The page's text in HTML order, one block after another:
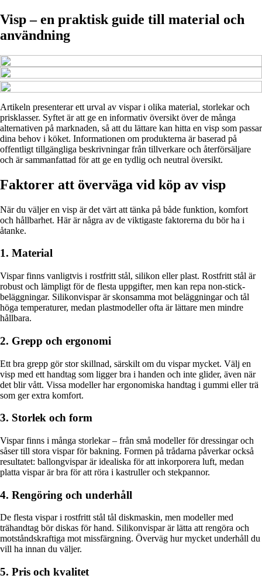
Visp – en praktisk guide till material och
användning
Artikeln presenterar ett urval av vispar i olika material, storlekar och
prisklasser. Syftet är att ge en informativ översikt över de många
alternativen på marknaden, så att du lättare kan hitta en visp som passar
dina behov i köket. Informationen om produkterna är baserad på
offentligt tillgängliga beskrivningar från tillverkare och återförsäljare
och är sammanfattad för att ge en tydlig och neutral översikt.
Faktorer att överväga vid köp av visp
När du väljer en visp är det värt att tänka på både funktion, komfort
och hållbarhet. Här är några av de viktigaste faktorerna du bör ha i
åtanke.
1. Material
Vispar finns vanligtvis i rostfritt stål, silikon eller plast. Rostfritt stål är
robust och lämpligt för de flesta uppgifter, men kan repa non-stick-
beläggningar. Silikonvispar är skonsamma mot beläggningar och tål
höga temperaturer, medan plastmodeller ofta är lättare men mindre
hållbara.
2. Grepp och ergonomi
Ett bra grepp gör stor skillnad, särskilt om du vispar mycket. Välj en
visp med ett handtag som ligger bra i handen och inte glider, även när
det blir vått. Vissa modeller har ergonomiska handtag i gummi eller trä
som ger extra komfort.
3. Storlek och form
Vispar finns i många storlekar – från små modeller för dressingar och
såser till stora vispar för bakning. Formen på trådarna påverkar också
resultatet: ballongvispar är idealiska för att inkorporera luft, medan
platta vispar är bra för att röra i kastruller och stekpannor.
4. Rengöring och underhåll
De flesta vispar i rostfritt stål tål diskmaskin, men modeller med
trähandtag bör diskas för hand. Silikonvispar är lätta att rengöra och
motståndskraftiga mot missfärgning. Överväg hur mycket underhåll du
vill ha innan du väljer.
5. Pris och kvalitet